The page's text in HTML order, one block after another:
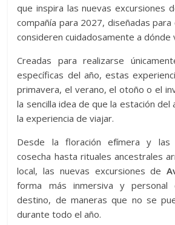
que inspira las nuevas excursiones
compañía para 2027, diseñadas
consideren cuidadosamente a dónde
Creadas para realizarse
específicas del año, estas
primavera, el verano, el otoño o el
la sencilla idea de que la estación
la experiencia de viajar.
Desde la floración efímera y las
cosecha hasta rituales ancestrales
local, las nuevas excursiones de
forma más inmersiva y personal
destino, de maneras que no se
durante todo el año.